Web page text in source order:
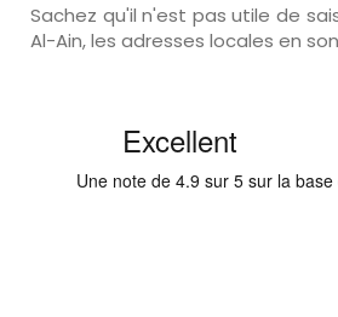
Sachez qu'il n'est pas utile de
Al-Ain, les adresses locales en